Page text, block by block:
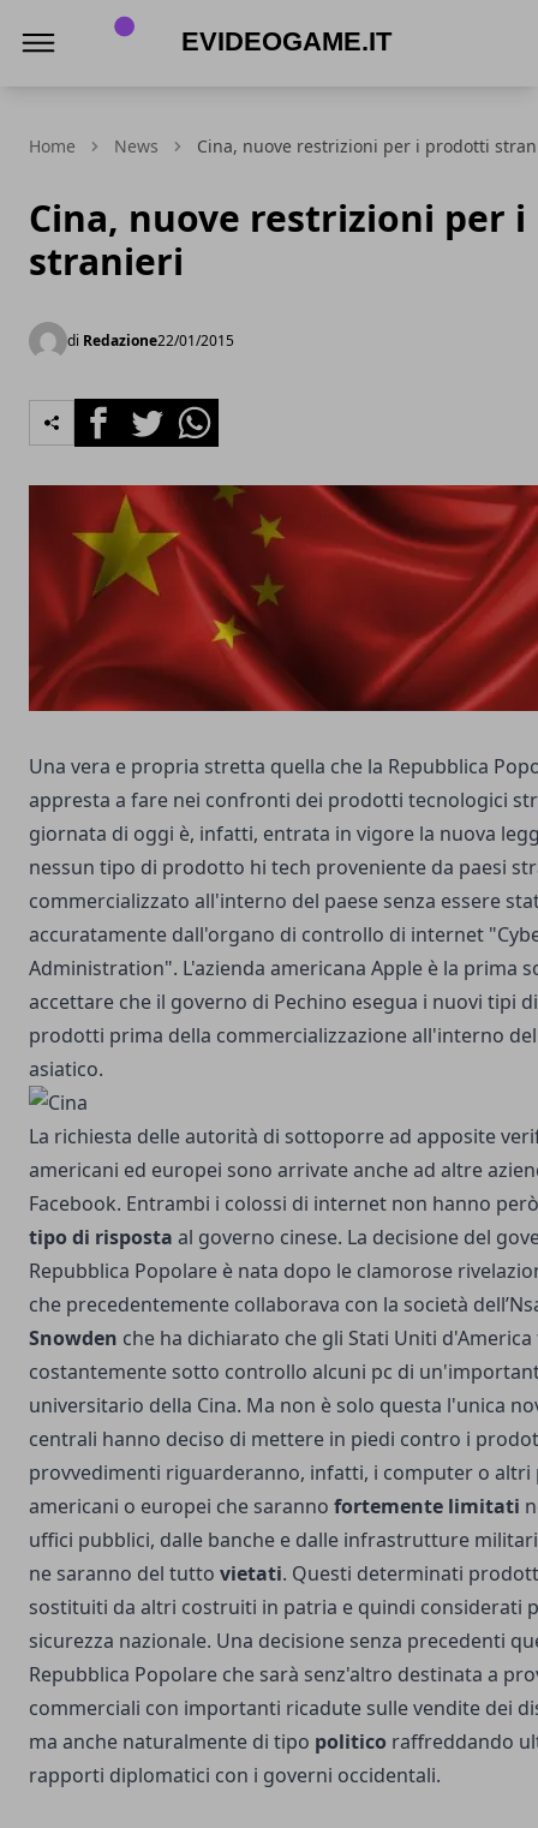
Home News Cina, nuove restrizioni per i prodotti
Cina, nuove restrizioni per
stranieri
di Redazione22/01/2015
FacebookTwitterWhatsapp
Una vera e propria stretta quella che la Repubblica
appresta a fare nei confronti dei prodotti tecnologici
giornata di oggi è, infatti, entrata in vigore la nuova
nessun tipo di prodotto hi tech proveniente da paesi
commercializzato all'interno del paese senza essere
accuratamente dall'organo di controllo di internet
Administration". L'azienda americana Apple è la prima
accettare che il governo di Pechino esegua i nuovi tipi
prodotti prima della commercializzazione all'interno
asiatico.
La richiesta delle autorità di sottoporre ad apposite
americani ed europei sono arrivate anche ad altre
Facebook. Entrambi i colossi di internet non hanno
tipo di risposta al governo cinese. La decisione del
Repubblica Popolare è nata dopo le clamorose
che precedentemente collaborava con la società
Snowden che ha dichiarato che gli Stati Uniti
costantemente sotto controllo alcuni pc di
universitario della Cina. Ma non è solo questa l'unica
centrali hanno deciso di mettere in piedi contro i
provvedimenti riguarderanno, infatti, i computer o
americani o europei che saranno fortemente limitati
uffici pubblici, dalle banche e dalle infrastrutture
ne saranno del tutto vietati. Questi determinati
sostituiti da altri costruiti in patria e quindi considerati
sicurezza nazionale. Una decisione senza precedenti
Repubblica Popolare che sarà senz'altro destinata a
commerciali con importanti ricadute sulle vendite dei
ma anche naturalmente di tipo politico raffreddando
rapporti diplomatici con i governi occidentali.